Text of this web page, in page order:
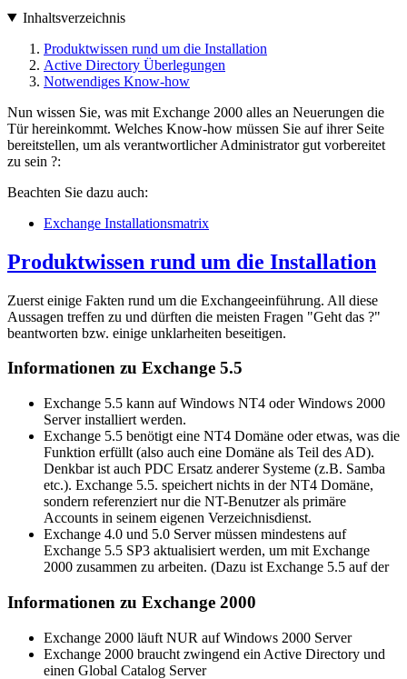
Inhaltsverzeichnis
Produktwissen rund um die Installation
Active Directory Überlegungen
Notwendiges Know-how
Nun wissen Sie, was mit Exchange 2000 alles an Neuerungen die
Tür hereinkommt. Welches Know-how müssen Sie auf ihrer Seite
bereitstellen, um als verantwortlicher Administrator gut vorbereitet
zu sein ?:
Beachten Sie dazu auch:
Exchange Installationsmatrix
Produktwissen rund um die Installation
Zuerst einige Fakten rund um die Exchangeeinführung. All diese
Aussagen treffen zu und dürften die meisten Fragen "Geht das ?"
beantworten bzw. einige unklarheiten beseitigen.
Informationen zu Exchange 5.5
Exchange 5.5 kann auf Windows NT4 oder Windows 2000
Server installiert werden.
Exchange 5.5 benötigt eine NT4 Domäne oder etwas, was die
Funktion erfüllt (also auch eine Domäne als Teil des AD).
Denkbar ist auch PDC Ersatz anderer Systeme (z.B. Samba
etc.). Exchange 5.5. speichert nichts in der NT4 Domäne,
sondern referenziert nur die NT-Benutzer als primäre
Accounts in seinem eigenen Verzeichnisdienst.
Exchange 4.0 und 5.0 Server müssen mindestens auf
Exchange 5.5 SP3 aktualisiert werden, um mit Exchange
2000 zusammen zu arbeiten. (Dazu ist Exchange 5.5 auf der
Informationen zu Exchange 2000
Exchange 2000 läuft NUR auf Windows 2000 Server
Exchange 2000 braucht zwingend ein Active Directory und
einen Global Catalog Server